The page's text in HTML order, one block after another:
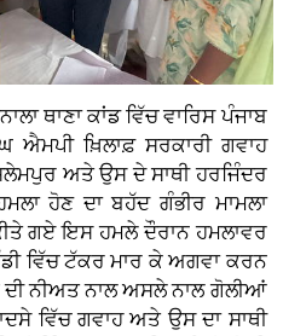
ਥਾਣਾ ਕਾਂਡ ਵਿੱਚ ਵਾਰਿਸ ਪੰਜਾਬ
ਐਮਪੀ ਖ਼ਿਲਾਫ਼ ਸਰਕਾਰੀ ਗਵਾਹ
ਅਤੇ ਉਸ ਦੇ ਸਾਥੀ ਹਰਜਿੰਦਰ
ਹੋਣ ਦਾ ਬਹੱਦ ਗੰਭੀਰ ਮਾਮਲਾ
ਗਏ ਇਸ ਹਮਲੇ ਦੌਰਾਨ ਹਮਲਾਵਰ
ਵਿੱਚ ਟੱਕਰ ਮਾਰ ਕੇ ਅਗਵਾ ਕਰਨ
ਦੀ ਨੀਅਤ ਨਾਲ ਅਸਲੇ ਨਾਲ ਗੋਲੀਆਂ
ਵਿੱਚ ਗਵਾਹ ਅਤੇ ਉਸ ਦਾ ਸਾਥੀ